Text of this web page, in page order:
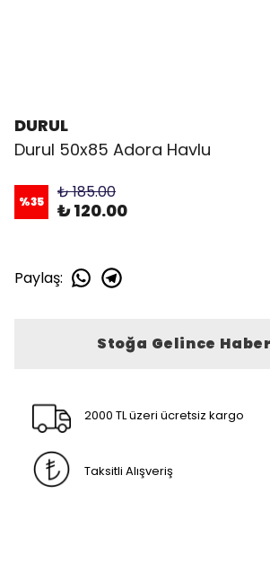
DURUL
Durul 50x85 Adora Havlu
%35 ₺ 185.00
₺ 120.00
Paylaş:
Stoğa Gelince
2000 TL üzeri ücretsiz kargo
Taksitli Alışveriş